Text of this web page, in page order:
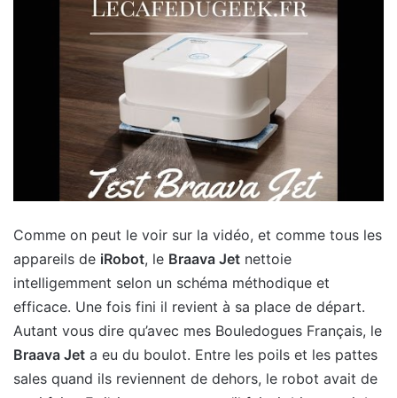
Comme on peut le voir sur la vidéo, et comme tous les
appareils de iRobot, le Braava Jet nettoie
intelligemment selon un schéma méthodique et
efficace. Une fois fini il revient à sa place de départ.
Autant vous dire qu’avec mes Bouledogues Français, le
Braava Jet a eu du boulot. Entre les poils et les pattes
sales quand ils reviennent de dehors, le robot avait de